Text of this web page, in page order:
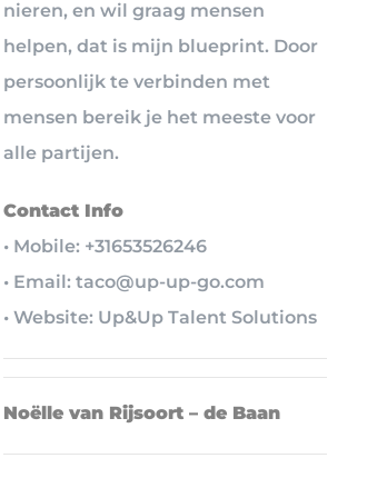
nieren, en wil graag mensen
helpen, dat is mijn blueprint. Door
persoonlijk te verbinden met
mensen bereik je het meeste voor
alle partijen.
Contact Info
• Mobile: +31653526246
• Email: taco@up-up-go.com
• Website: Up&Up Talent Solutions
Noëlle van Rijsoort – de Baan